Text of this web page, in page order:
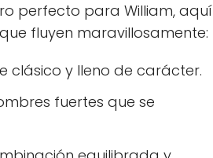
perfecto para William, aquí
fluyen maravillosamente:
clásico y lleno de carácter.
fuertes que se